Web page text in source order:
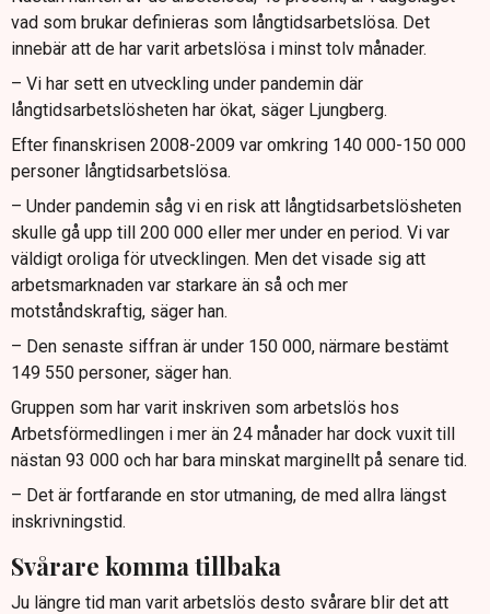
vad som brukar definieras som långtidsarbetslösa. Det
innebär att de har varit arbetslösa i minst tolv månader.
– Vi har sett en utveckling under pandemin där
långtidsarbetslösheten har ökat, säger Ljungberg.
Efter finanskrisen 2008-2009 var omkring 140 000-150 000
personer långtidsarbetslösa.
– Under pandemin såg vi en risk att långtidsarbetslösheten
skulle gå upp till 200 000 eller mer under en period. Vi var
väldigt oroliga för utvecklingen. Men det visade sig att
arbetsmarknaden var starkare än så och mer
motståndskraftig, säger han.
– Den senaste siffran är under 150 000, närmare bestämt
149 550 personer, säger han.
Gruppen som har varit inskriven som arbetslös hos
Arbetsförmedlingen i mer än 24 månader har dock vuxit till
nästan 93 000 och har bara minskat marginellt på senare tid.
– Det är fortfarande en stor utmaning, de med allra längst
inskrivningstid.
Svårare komma tillbaka
Ju längre tid man varit arbetslös desto svårare blir det att